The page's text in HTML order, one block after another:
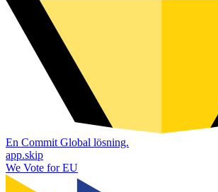
En Commit Global lösning.
app.skip
We Vote for EU